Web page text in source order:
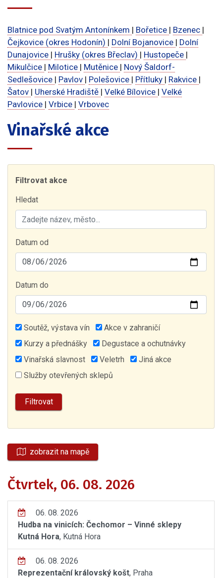
Blatnice pod Svatým Antonínkem | Bořetice | Bzenec |
Čejkovice (okres Hodonín) | Dolní Bojanovice | Dolní
Dunajovice | Hrušky (okres Břeclav) | Hustopeče |
Mikulčice | Milotice | Mutěnice | Nový Šaldorf-
Sedlešovice | Pavlov | Polešovice | Přítluky | Rakvice |
Šatov | Uherské Hradiště | Velké Bílovice | Velké
Pavlovice | Vrbice | Vrbovec
Vinařské akce
Filtrovat akce
Hledat
Datum od
Datum do
Soutěž, výstava vín
Akce v zahraničí
Kurzy a přednášky
Degustace a ochutnávky
Vinařská slavnost
Veletrh
Jiná akce
Služby otevřených sklepů
zobrazit na mapě
Čtvrtek, 06. 08. 2026
06. 08. 2026
Hudba na vinicích: Čechomor – Vinné sklepy
Kutná Hora, Kutná Hora
06. 08. 2026
Reprezentační královský košt, Praha